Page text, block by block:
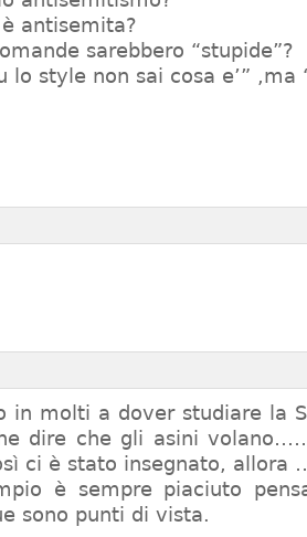
antisemita?
sarebbero “stupide”?
lo style non sai cosa e’” ,ma
in molti a dover studiare la
dire che gli asini
ci è stato insegnato,
è sempre piaciuto
sono punti di vista.